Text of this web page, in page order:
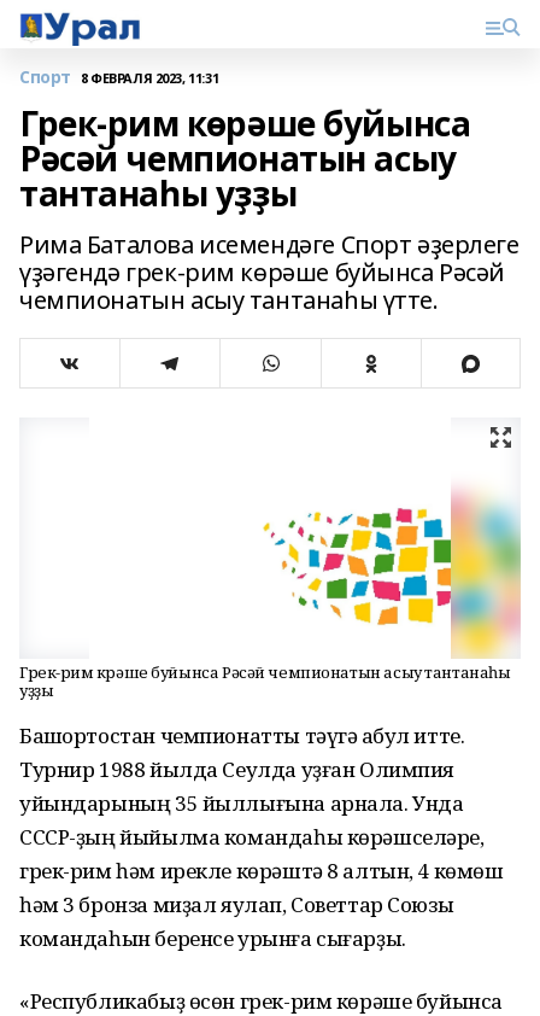
Спорт 8 ФЕВРАЛЯ 2023, 11:31
Грек-рим көрәше буйынса
Рәсәй чемпионатын асыу
тантанаһы уҙҙы
Рима Баталова исемендәге Спорт әҙерлеге
үҙәгендә грек-рим көрәше буйынса Рәсәй
чемпионатын асыу тантанаһы үтте.
Грек-рим көрәше буйынса Рәсәй чемпионатын асыу тантанаһы
уҙҙы
Башҡортостан чемпионатты тәүгә ҡабул итте.
Турнир 1988 йылда Сеулда уҙған Олимпия
уйындарының 35 йыллығына арнала. Унда
СССР-ҙың йыйылма командаһы көрәшселәре,
грек-рим һәм ирекле көрәштә 8 алтын, 4 көмөш
һәм 3 бронза миҙал яулап, Советтар Союзы
командаһын беренсе урынға сығарҙы.
«Республикабыҙ өсөн грек-рим көрәше буйынса